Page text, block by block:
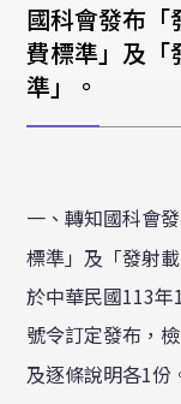
國科會發布「
費標準」及「
準」。
一、轉知國科會
標準」及「發射
於中華民國113
號令訂定發布，
及逐條說明各1份